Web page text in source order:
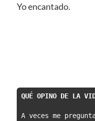
Yo encantado.
A veces me